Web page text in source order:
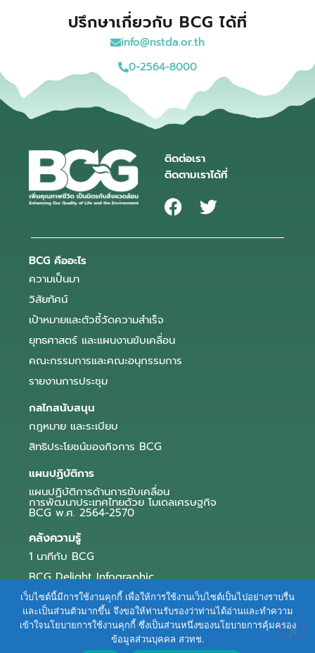
ปรึกษาเกี่ยวกับ BCG ได้ที่
info@nstda.or.th
0-2564-8000
ติดต่อเรา
ติดตามเราได้ที่
BCG คืออะไร
ความเป็นมา
วิสัยทัศน์
เป้าหมายและตัวชี้วัดความสำเร็จ
ยุทธศาสตร์ และแผนงานขับเคลื่อน
คณะกรรมการและคณะอนุกรรมการ
รายงานการประชุม
กลไกสนับสนุน
กฎหมาย และระเบียบ
สิทธิประโยชน์ของกิจการ BCG
แผนปฏิบัติการ
แผนปฏิบัติการด้านการขับเคลื่อน
การพัฒนาประเทศไทยด้วย โมเดลเศรษฐกิจ
BCG พ.ศ. 2564-2570
คลังความรู้
1 นาทีกับ BCG
BCG Delight Infographic
สื่อประชาสัมพันธ์
e-Book Series
ตัวอย่างธุรกิจ BCG
เว็บไซต์นี้มีการใช้งานคุกกี้ เพื่อให้การใช้งานเว็บไซต์เป็นไปอย่างราบรื่น
และเป็นส่วนตัวมากขึ้น จึงขอให้ท่านรับรองว่าท่านได้อ่านและทำความ
เข้าใจนโยบายการใช้งานคุกกี้ ซึ่งเป็นส่วนหนึ่งของนโยบายการคุ้มครอง
ข้อมูลส่วนบุคคล สวทช.